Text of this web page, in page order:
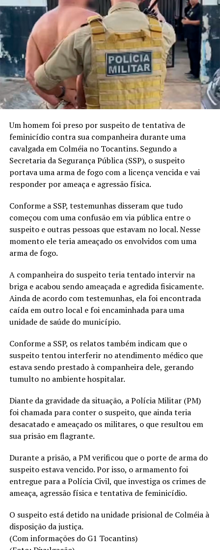
Um homem foi preso por suspeito de tentativa de
feminicídio contra sua companheira durante uma
cavalgada em Colméia no Tocantins. Segundo a
Secretaria da Segurança Pública (SSP), o suspeito
portava uma arma de fogo com a licença vencida e vai
responder por ameaça e agressão física.
Conforme a SSP, testemunhas disseram que tudo
começou com uma confusão em via pública entre o
suspeito e outras pessoas que estavam no local. Nesse
momento ele teria ameaçado os envolvidos com uma
arma de fogo.
A companheira do suspeito teria tentado intervir na
briga e acabou sendo ameaçada e agredida fisicamente.
Ainda de acordo com testemunhas, ela foi encontrada
caída em outro local e foi encaminhada para uma
unidade de saúde do município.
Conforme a SSP, os relatos também indicam que o
suspeito tentou interferir no atendimento médico que
estava sendo prestado à companheira dele, gerando
tumulto no ambiente hospitalar.
Diante da gravidade da situação, a Polícia Militar (PM)
foi chamada para conter o suspeito, que ainda teria
desacatado e ameaçado os militares, o que resultou em
sua prisão em flagrante.
Durante a prisão, a PM verificou que o porte de arma do
suspeito estava vencido. Por isso, o armamento foi
entregue para a Polícia Civil, que investiga os crimes de
ameaça, agressão física e tentativa de feminicídio.
O suspeito está detido na unidade prisional de Colméia à
disposição da justiça.
(Com informações do G1 Tocantins)